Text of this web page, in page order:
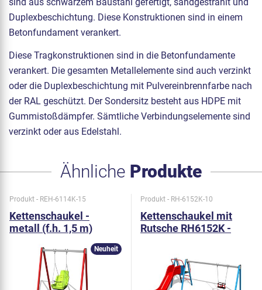
sind aus schwarzem Baustahl gefertigt, sandgestrahlt und
Duplexbeschichtung. Diese Konstruktionen sind in einem
Betonfundament verankert.
Diese Tragkonstruktionen sind in die Betonfundamente
verankert. Die gesamten Metallelemente sind auch verzinkt
oder die Duplexbeschichtung mit Pulvereinbrennfarbe nach
der RAL geschützt. Der Sondersitz besteht aus HDPE mit
Gummistoßdämpfer. Sämtliche Verbindungselemente sind
verzinkt oder aus Edelstahl.
Ähnliche Produkte
Produkt - REH-6114K-15
Kettenschaukel -
metall (f.h. 1,5 m)
Neuheit
Produkt - RH-6152K-10
Kettenschaukel mit
Rutsche RH6152K -